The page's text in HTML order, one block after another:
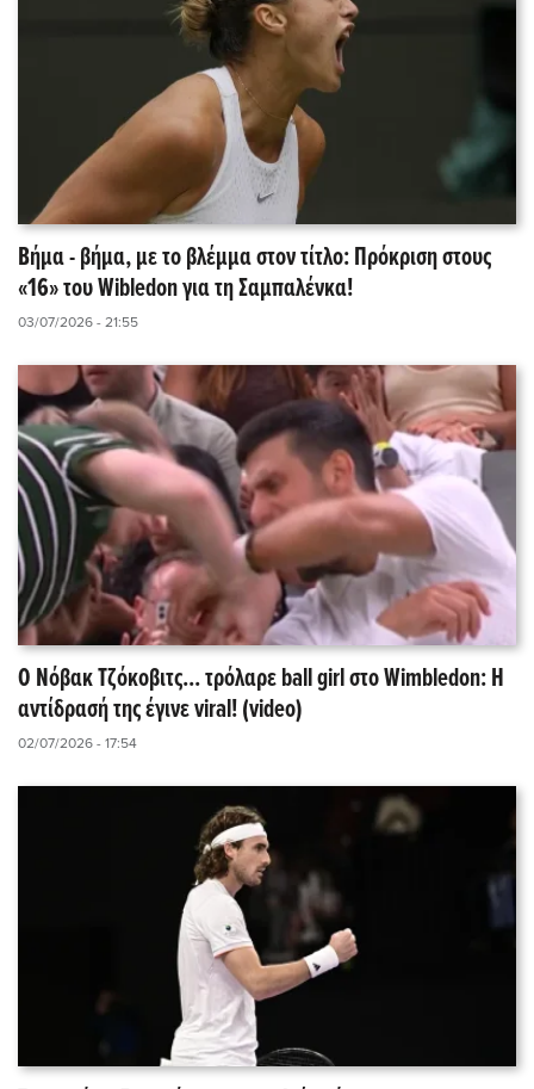
Βήμα - βήμα, με το βλέμμα στον τίτλο: Πρόκριση στους
«16» του Wibledon για τη Σαμπαλένκα!
03/07/2026 - 21:55
Ο Νόβακ Τζόκοβιτς... τρόλαρε ball girl στο Wimbledon: Η
αντίδρασή της έγινε viral! (video)
02/07/2026 - 17:54